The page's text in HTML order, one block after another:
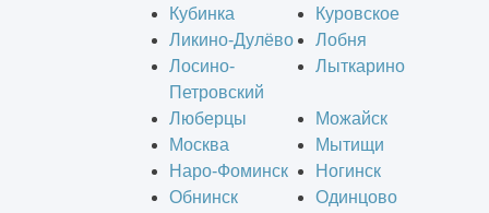
Кубинка
Куровское
Ликино-Дулёво
Лобня
Лосино-
Петровский
Лыткарино
Люберцы
Можайск
Москва
Мытищи
Наро-Фоминск
Ногинск
Обнинск
Одинцово